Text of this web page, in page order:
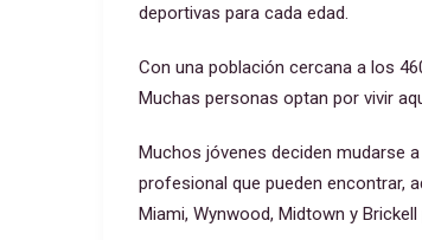
deportivas para cada edad.
Con una población cercana a los
Muchas personas optan por vivir
Muchos jóvenes deciden mudarse
profesional que pueden encontrar,
Miami, Wynwood, Midtown y